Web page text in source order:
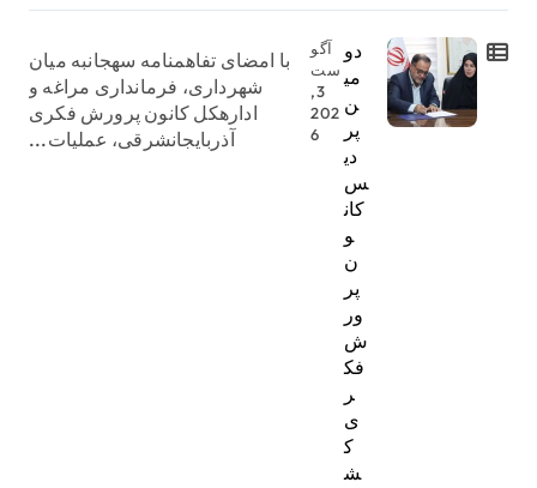
دو
می
ن
پر
دی
س
کان
و
ن
پر
ور
ش
فک
ر
ی
ک
ش
آگو
ست
3,
202
6
با امضای تفاهمنامه سهجانبه میان
شهرداری، فرمانداری مراغه و
ادارهکل کانون پرورش فکری
آذربایجانشرقی، عملیات...